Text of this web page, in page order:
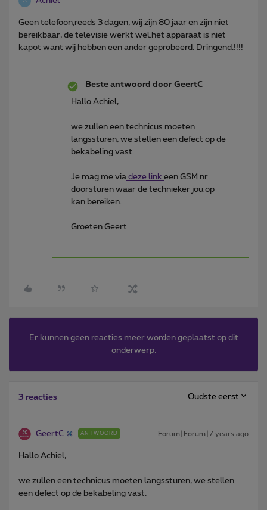
Geen telefoon,reeds 3 dagen, wij zijn 80 jaar en zijn niet
bereikbaar, de televisie werkt wel.het apparaat is niet
kapot want wij hebben een ander geprobeerd. Dringend.!!!!
Beste antwoord door GeertC
Hallo Achiel,
we zullen een technicus moeten
langssturen, we stellen een defect op de
bekabeling vast.
Je mag me via deze link een GSM nr.
doorsturen waar de technieker jou op
kan bereiken.
Groeten Geert
Er kunnen geen reacties meer worden geplaatst op dit
onderwerp.
3 reacties Oudste eerst
GeertC ANTWOORD Forum|Forum|7 years ago
Hallo Achiel,
we zullen een technicus moeten langssturen, we stellen
een defect op de bekabeling vast.